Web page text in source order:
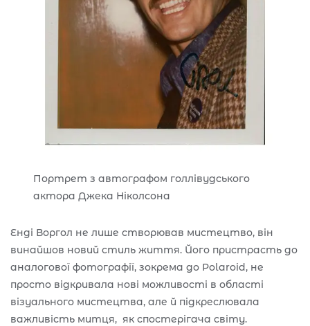
Портрет з автографом голлівудського
актора Джека Ніколсона
Енді Воргол не лише створював мистецтво, він
винайшов новий стиль життя. Його пристрасть до
аналогової фотографії, зокрема до Polaroid, не
просто відкривала нові можливості в області
візуального мистецтва, але й підкреслювала
важливість митця, як спостерігача світу.